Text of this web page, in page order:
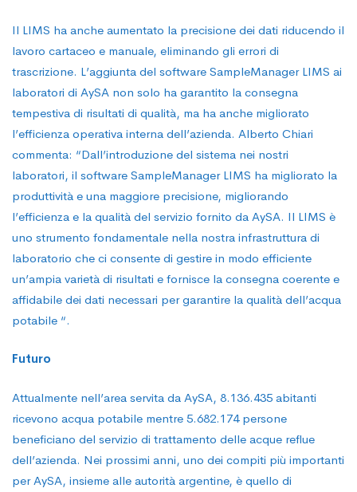
Il LIMS ha anche aumentato la precisione dei dati riducendo il
lavoro cartaceo e manuale, eliminando gli errori di
trascrizione. L’aggiunta del software SampleManager LIMS ai
laboratori di AySA non solo ha garantito la consegna
tempestiva di risultati di qualità, ma ha anche migliorato
l’efficienza operativa interna dell’azienda. Alberto Chiari
commenta: “Dall’introduzione del sistema nei nostri
laboratori, il software SampleManager LIMS ha migliorato la
produttività e una maggiore precisione, migliorando
l’efficienza e la qualità del servizio fornito da AySA. Il LIMS è
uno strumento fondamentale nella nostra infrastruttura di
laboratorio che ci consente di gestire in modo efficiente
un’ampia varietà di risultati e fornisce la consegna coerente e
affidabile dei dati necessari per garantire la qualità dell’acqua
potabile “.
Futuro
Attualmente nell’area servita da AySA, 8.136.435 abitanti
ricevono acqua potabile mentre 5.682.174 persone
beneficiano del servizio di trattamento delle acque reflue
dell’azienda. Nei prossimi anni, uno dei compiti più importanti
per AySA, insieme alle autorità argentine, è quello di